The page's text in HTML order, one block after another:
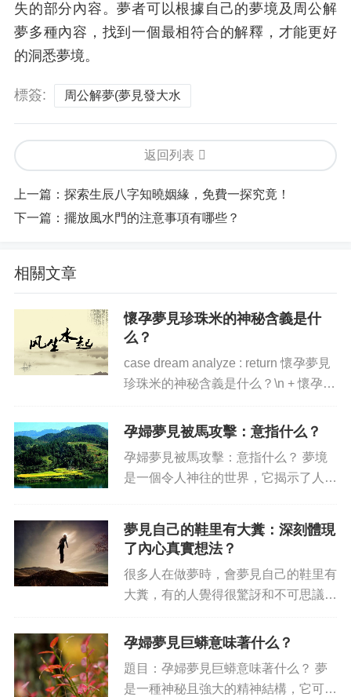
失的部分內容。夢者可以根據自己的夢境及周公解
夢多種內容，找到一個最相符合的解釋，才能更好
的洞悉夢境。
標簽: 周公解夢(夢見發大水
返回列表
上一篇： 探索生辰八字知曉姻緣，免費一探究竟！
下一篇： 擺放風水門的注意事項有哪些？
相關文章
懷孕夢見珍珠米的神秘含義是什
么？
case dream analyze : return 懷孕夢見
珍珠米的神秘含義是什么？\n + 懷孕夢
有著不同的解釋，但它們都強...
孕婦夢見被馬攻擊：意指什么？
孕婦夢見被馬攻擊：意指什么？ 夢境
是一個令人神往的世界，它揭示了人們
竟是什么含義？孕婦夢見被馬攻擊是否
也具有一定的潛臺詞呢？讓我們一...
夢見自己的鞋里有大糞：深刻體現
了內心真實想法？
很多人在做夢時，會夢見自己的鞋里有
大糞，有的人覺得很驚訝和不可思議，
什么隱藏著的含義。是不是夢見自己的
想法？ 夢見大糞及其寓意...
孕婦夢見巨蟒意味著什么？
題目：孕婦夢見巨蟒意味著什么？ 夢
是一種神秘且強大的精神結構，它可以